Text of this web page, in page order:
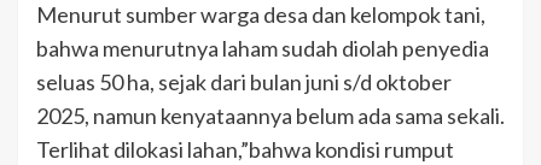
Menurut sumber warga desa dan kelompok tani,
bahwa menurutnya laham sudah diolah penyedia
seluas 50 ha, sejak dari bulan juni s/d oktober
2025, namun kenyataannya belum ada sama sekali.
Terlihat dilokasi lahan,”bahwa kondisi rumput